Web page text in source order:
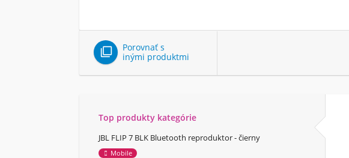

Porovnať s
inými produktmi
Top produkty kategórie
JBL FLIP 7 BLK Bluetooth reproduktor - čierny
Mobile